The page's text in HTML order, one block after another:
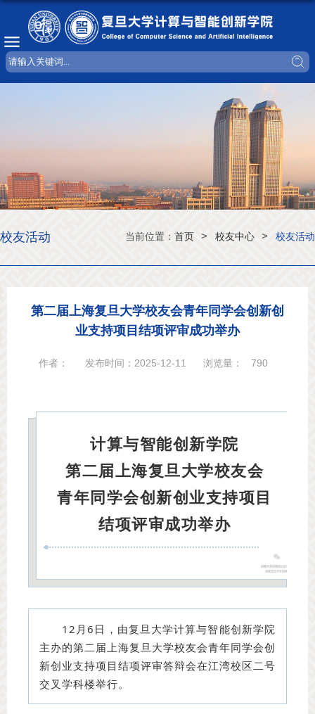
当前位置： 首页 > 校友中心 > 校友活动
校友活动
第二届上海复旦大学校友会青年同学会创新创
业支持项目结项评审成功举办
作者： 发布时间：2025-12-11 浏览量： 790
计算与智能创新学院
第二届上海复旦大学校友会
青年同学会创新创业支持项目
结项评审成功举办
12月6日，由复旦大学计算与智能创新学院
主办的第二届上海复旦大学校友会青年同学会创
新创业支持项目结项评审答辩会在江湾校区二号
交叉学科楼举行。